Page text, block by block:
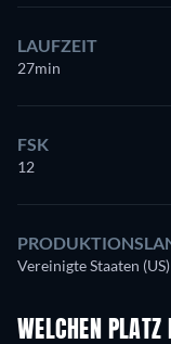
LAUFZEIT
27min
FSK
12
Vereinigte Staaten (US)
WELCHEN PLATZ